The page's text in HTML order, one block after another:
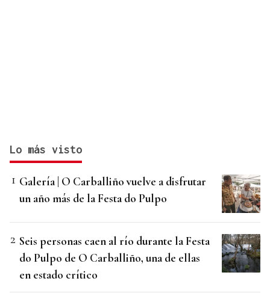
Lo más visto
Galería | O Carballiño vuelve a disfrutar
un año más de la Festa do Pulpo
Seis personas caen al río durante la Festa
do Pulpo de O Carballiño, una de ellas
en estado crítico